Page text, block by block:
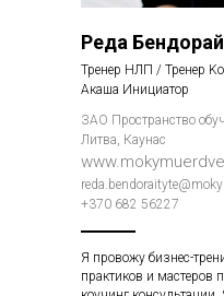
Реда
Tpeнеp НЛП / Tpeнеp
Акаша Инициатор
ЗAO Пространство
Литва, Каунас
+370 682 56227
Я провожу бизнес-
практиков и мастеров